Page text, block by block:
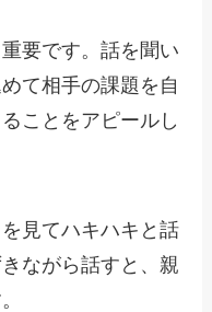
要です。話を聞い
て相手の課題を自
ことをアピールし
見てハキハキと話
ながら話すと、親